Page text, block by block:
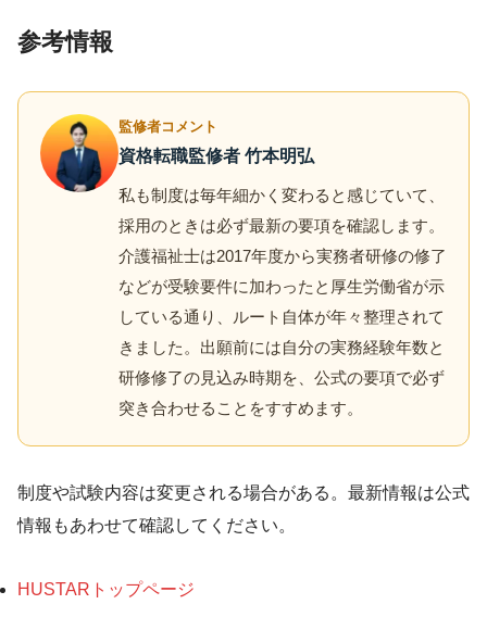
参考情報
監修者コメント
資格転職監修者 竹本明弘
私も制度は毎年細かく変わると感じていて、
採用のときは必ず最新の要項を確認します。
介護福祉士は2017年度から実務者研修の修了
などが受験要件に加わったと厚生労働省が示
している通り、ルート自体が年々整理されて
きました。出願前には自分の実務経験年数と
研修修了の見込み時期を、公式の要項で必ず
突き合わせることをすすめます。
制度や試験内容は変更される場合がある。最新情報は公式
情報もあわせて確認してください。
HUSTARトップページ